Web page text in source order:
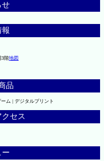
せ
3階地図
品
ム | デジタルプリント
セス
ー